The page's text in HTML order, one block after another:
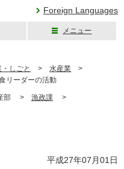
Foreign Languages
メニュー
しごと > 水産業 >
リーダーの活動
部 > 漁政課 >
平成27年07月01日